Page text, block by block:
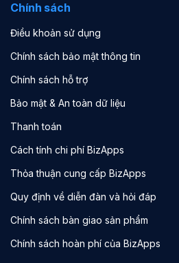
Chính sách
Điều khoản sử dụng
Chính sách bảo mật thông tin
Chính sách hỗ trợ
Bảo mật & An toàn dữ liệu
Thanh toán
Cách tính chi phí BizApps
Thỏa thuận cung cấp BizApps
Quy định về diễn đàn và hỏi đáp
Chính sách bàn giao sản phẩm
Chính sách hoàn phí của BizApps